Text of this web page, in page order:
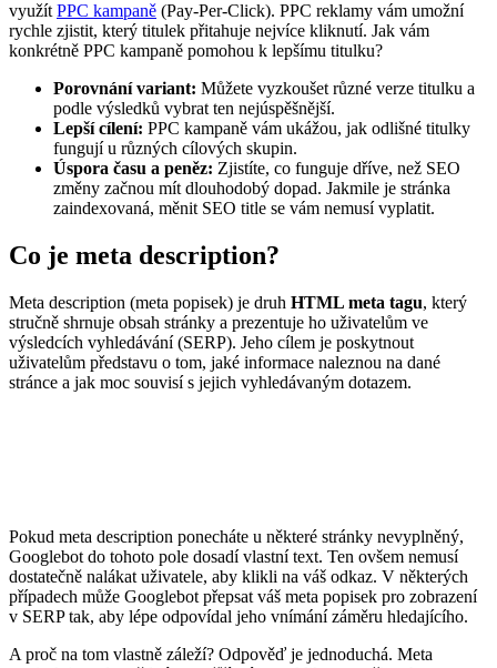
využít PPC kampaně (Pay-Per-Click). PPC reklamy vám umožní
rychle zjistit, který titulek přitahuje nejvíce kliknutí. Jak vám
konkrétně PPC kampaně pomohou k lepšímu titulku?
Porovnání variant: Můžete vyzkoušet různé verze titulku a
podle výsledků vybrat ten nejúspěšnější.
Lepší cílení: PPC kampaně vám ukážou, jak odlišné titulky
fungují u různých cílových skupin.
Úspora času a peněz: Zjistíte, co funguje dříve, než SEO
změny začnou mít dlouhodobý dopad. Jakmile je stránka
zaindexovaná, měnit SEO title se vám nemusí vyplatit.
Co je meta description?
Meta description (meta popisek) je druh HTML meta tagu, který
stručně shrnuje obsah stránky a prezentuje ho uživatelům ve
výsledcích vyhledávání (SERP). Jeho cílem je poskytnout
uživatelům představu o tom, jaké informace naleznou na dané
stránce a jak moc souvisí s jejich vyhledávaným dotazem.
Pokud meta description ponecháte u některé stránky nevyplněný,
Googlebot do tohoto pole dosadí vlastní text. Ten ovšem nemusí
dostatečně nalákat uživatele, aby klikli na váš odkaz. V některých
případech může Googlebot přepsat váš meta popisek pro zobrazení
v SERP tak, aby lépe odpovídal jeho vnímání záměru hledajícího.
A proč na tom vlastně záleží? Odpověď je jednoduchá. Meta